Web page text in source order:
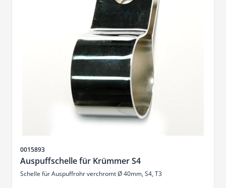
SKU
0015893
Auspuffschelle für Krümmer S4
Schelle für Auspuffrohr verchromt Ø 40mm, S4, T3